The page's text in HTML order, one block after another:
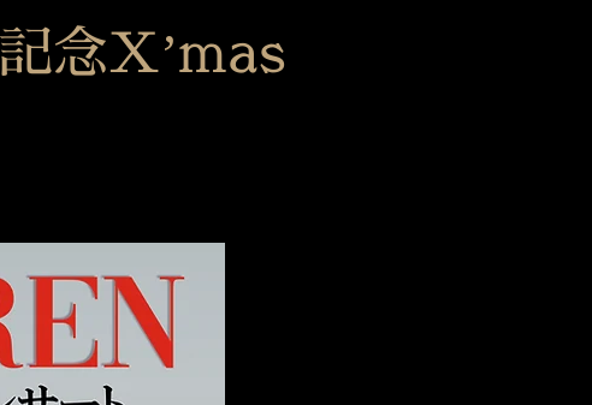
念X’mas